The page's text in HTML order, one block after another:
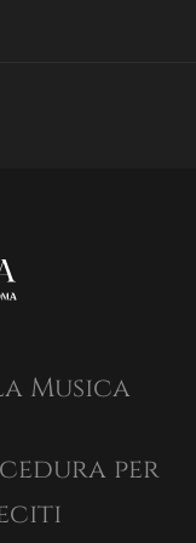
Musica
per